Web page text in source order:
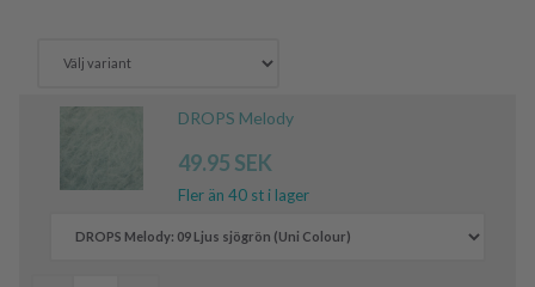
DROPS Melody
49.95 SEK
Fler än 40 st i lager